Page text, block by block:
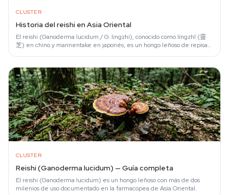
CLUSTER
Historia del reishi en Asia Oriental
El reishi (Ganoderma lucidum / G. lingzhi), conocido como língzhī (靈
芝) en chino y mannentake en japonés, es un hongo leñoso de repisa
CLUSTER
Reishi (Ganoderma lucidum) — Guía completa
El reishi (Ganoderma lucidum) es un hongo leñoso con más de dos
milenios de uso documentado en la farmacopea de Asia Oriental.